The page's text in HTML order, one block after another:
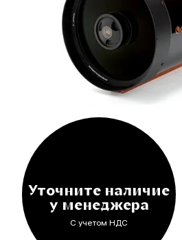
Уточните наличие
у менеджера
С учетом НДС